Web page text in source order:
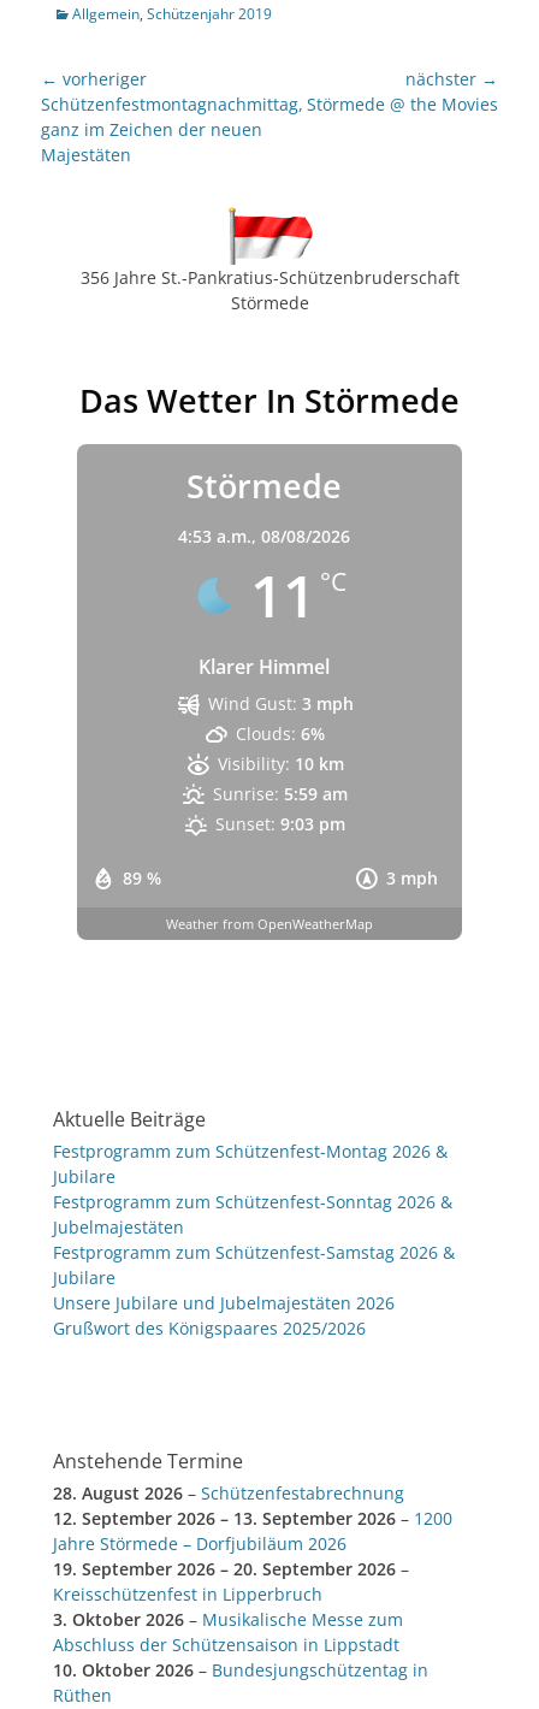
Kategorien
Allgemein, Schützenjahr 2019
Beitragsnavigation
← vorheriger
Vorheriger
Beitrag:
Schützenfestmontagnachmittag,
ganz im Zeichen der neuen
Majestäten
nächster →
nächsterStörmede @ the Movies
356 Jahre St.-Pankratius-Schützenbruderschaft
Störmede
Das Wetter In Störmede
Störmede
4:53 a.m., 08/08/2026
11 °C
Klarer Himmel
89 % 3 mph
Wind Gust: 3 mph
Clouds: 6%
Visibility: 10 km
Sunrise: 5:59 am
Sunset: 9:03 pm
Weather from OpenWeatherMap
Aktuelle Beiträge
Festprogramm zum Schützenfest-Montag 2026 &
Jubilare
Festprogramm zum Schützenfest-Sonntag 2026 &
Jubelmajestäten
Festprogramm zum Schützenfest-Samstag 2026 &
Jubilare
Unsere Jubilare und Jubelmajestäten 2026
Grußwort des Königspaares 2025/2026
Anstehende Termine
28. August 2026 – Schützenfestabrechnung
12. September 2026 – 13. September 2026 – 1200
Jahre Störmede – Dorfjubiläum 2026
19. September 2026 – 20. September 2026 –
Kreisschützenfest in Lipperbruch
3. Oktober 2026 – Musikalische Messe zum
Abschluss der Schützensaison in Lippstadt
10. Oktober 2026 – Bundesjungschützentag in
Rüthen